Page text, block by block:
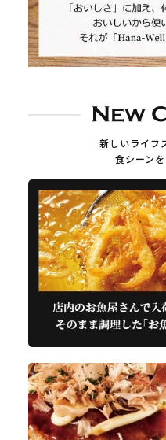
新しいライフ
食シーンを